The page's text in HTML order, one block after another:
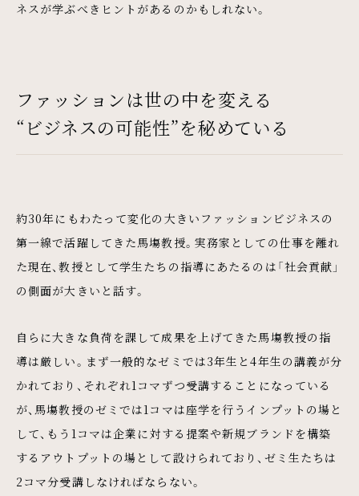
ネスが学ぶべきヒントがあるのかもしれない。
ファッションは世の中を変える
“ビジネスの可能性”を秘めている
約30年にもわたって変化の大きいファッションビジネスの
第一線で活躍してきた馬塲教授。実務家としての仕事を離れ
た現在、教授として学生たちの指導にあたるのは「社会貢献」
の側面が大きいと話す。
自らに大きな負荷を課して成果を上げてきた馬塲教授の指
導は厳しい。まず一般的なゼミでは3年生と4年生の講義が分
かれており、それぞれ1コマずつ受講することになっている
が、馬塲教授のゼミでは1コマは座学を行うインプットの場と
して、もう1コマは企業に対する提案や新規ブランドを構築
するアウトプットの場として設けられており、ゼミ生たちは
2コマ分受講しなければならない。